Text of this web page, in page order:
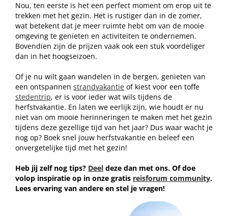
Nou, ten eerste is het een perfect moment om erop uit te
trekken met het gezin. Het is rustiger dan in de zomer,
wat betekent dat je meer ruimte hebt om van de mooie
omgeving te genieten en activiteiten te ondernemen.
Bovendien zijn de prijzen vaak ook een stuk voordeliger
dan in het hoogseizoen.
Of je nu wilt gaan wandelen in de bergen, genieten van
een ontspannen strandvakantie of kiest voor een toffe
stedentrip, er is voor ieder wat wils tijdens de
herfstvakantie. En laten we eerlijk zijn, wie houdt er nu
niet van om mooie herinneringen te maken met het gezin
tijdens deze gezellige tijd van het jaar? Dus waar wacht je
nog op? Boek snel jouw herfstvakantie en beleef een
onvergetelijke tijd met het gezin!
Heb jij zelf nog tips? Deel deze dan met ons. Of doe
volop inspiratie op in onze gratis reisforum community.
Lees ervaring van andere en stel je vragen!